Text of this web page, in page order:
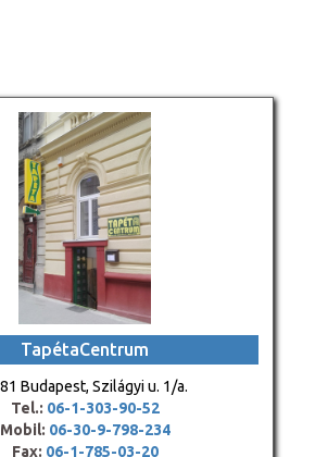
TapétaCentrum
Budapest, Szilágyi u. 1/a.
Tel.: 06-1-303-90-52
Mobil: 06-30-9-798-234
Fax: 06-1-785-03-20